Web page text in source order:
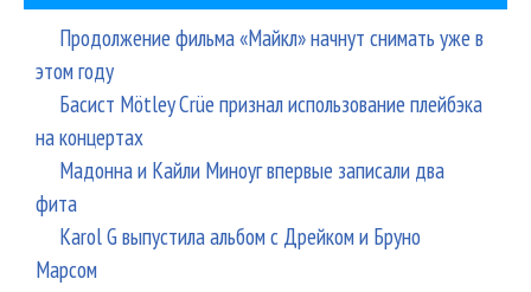
Продолжение фильма «Майкл» начнут снимать уже в
этом году
Басист Mötley Crüe признал использование плейбэка
на концертах
Мадонна и Кайли Миноуг впервые записали два
фита
Karol G выпустила альбом с Дрейком и Бруно
Марсом